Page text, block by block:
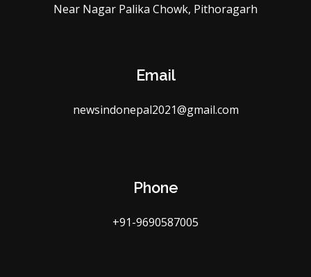
Near Nagar Palika Chowk, Pithoragarh
Email
newsindonepal2021@gmail.com
Phone
+91-9690587005